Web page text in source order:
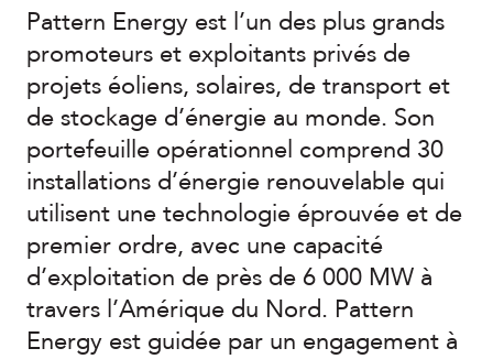
Pattern Energy est l’un des plus grands
promoteurs et exploitants privés de
projets éoliens, solaires, de transport et
de stockage d’énergie au monde. Son
portefeuille opérationnel comprend 30
installations d’énergie renouvelable qui
utilisent une technologie éprouvée et de
premier ordre, avec une capacité
d’exploitation de près de 6 000 MW à
travers l’Amérique du Nord. Pattern
Energy est guidée par un engagement à